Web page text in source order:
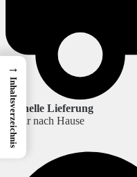
Schnelle Lieferung
zu dir nach Hause
→
Inhaltsverzeichnis